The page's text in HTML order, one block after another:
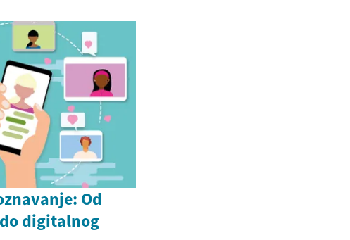
Od
digitalnog